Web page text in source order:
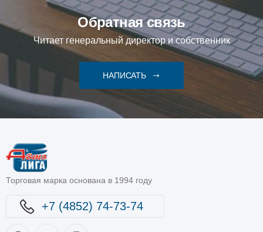
Обратная связь
Читает генеральный директор и собственник
НАПИСАТЬ
Торговая марка основана в 1994 году
+7 (4852) 74-73-74